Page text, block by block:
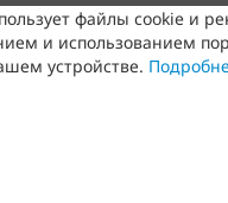
файлы cookie и
и использованием
устройстве.